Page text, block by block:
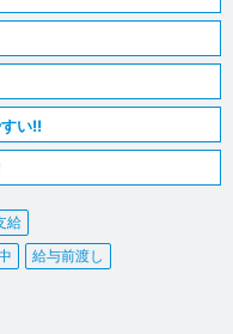
い!!
給
給与前渡し